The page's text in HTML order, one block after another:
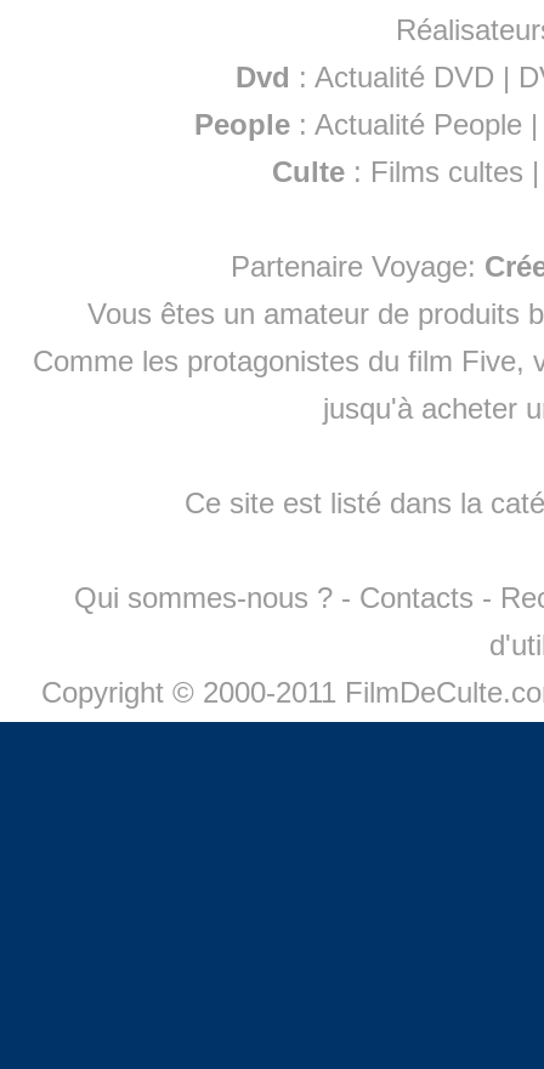
Dvd : Actualité DVD |
People :Actualité People
Culte : Films cultes
Partenaire Voyage:
Vous êtes un amateur de produits
Comme les protagonistes du film Five,
jusqu'à acheter
Ce site est listé dans la
Qui sommes-nous ? - Contacts -
Copyright © 2000-2011